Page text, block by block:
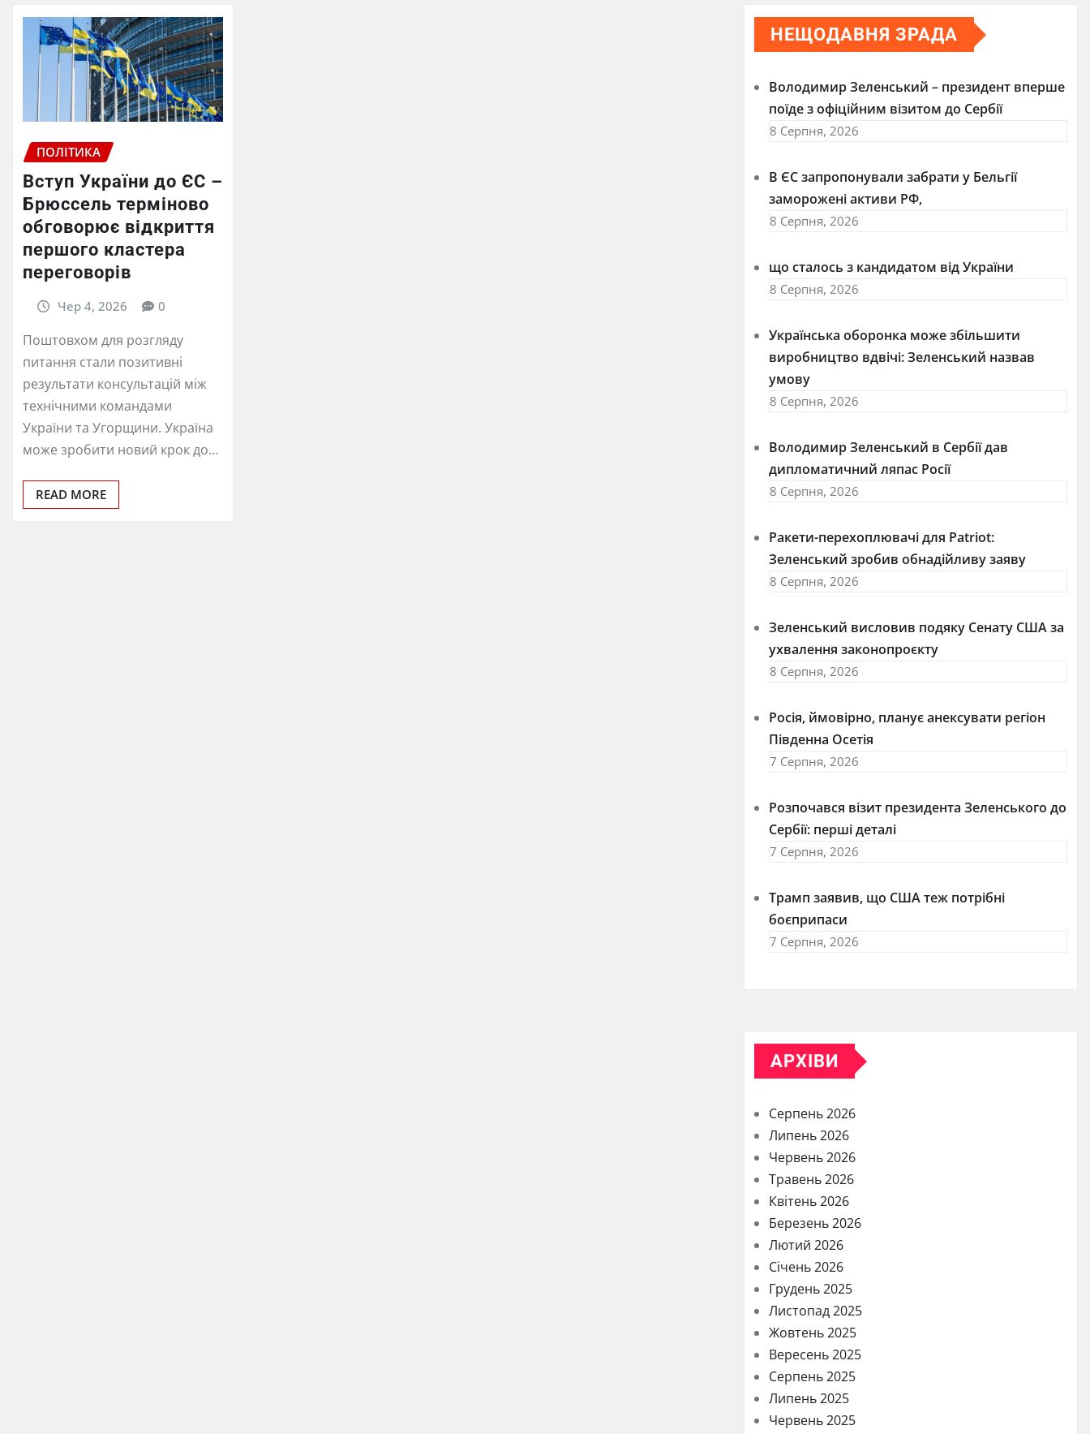
ПОЛІТИКА
Вступ України до ЄС –
Брюссель терміново
обговорює відкриття
першого кластера
переговорів
Чер 4, 2026 0
Поштовхом для розгляду
питання стали позитивні
результати консультацій між
технічними командами
України та Угорщини. Україна
може зробити новий крок до…
READ MORE
НЕЩОДАВНЯ ЗРАДА
Володимир Зеленський – президент вперше
поїде з офіційним візитом до Сербії
8 Серпня, 2026
В ЄС запропонували забрати у Бельгії
заморожені активи РФ,
8 Серпня, 2026
що сталось з кандидатом від України
8 Серпня, 2026
Українська оборонка може збільшити
виробництво вдвічі: Зеленський назвав
умову
8 Серпня, 2026
Володимир Зеленський в Сербії дав
дипломатичний ляпас Росії
8 Серпня, 2026
Ракети-перехоплювачі для Patriot:
Зеленський зробив обнадійливу заяву
8 Серпня, 2026
Зеленський висловив подяку Сенату США за
ухвалення законопроєкту
8 Серпня, 2026
Росія, ймовірно, планує анексувати регіон
Південна Осетія
7 Серпня, 2026
Розпочався візит президента Зеленського до
Сербії: перші деталі
7 Серпня, 2026
Трамп заявив, що США теж потрібні
боєприпаси
7 Серпня, 2026
АРХІВИ
Серпень 2026
Липень 2026
Червень 2026
Травень 2026
Квітень 2026
Березень 2026
Лютий 2026
Січень 2026
Грудень 2025
Листопад 2025
Жовтень 2025
Вересень 2025
Серпень 2025
Липень 2025
Червень 2025